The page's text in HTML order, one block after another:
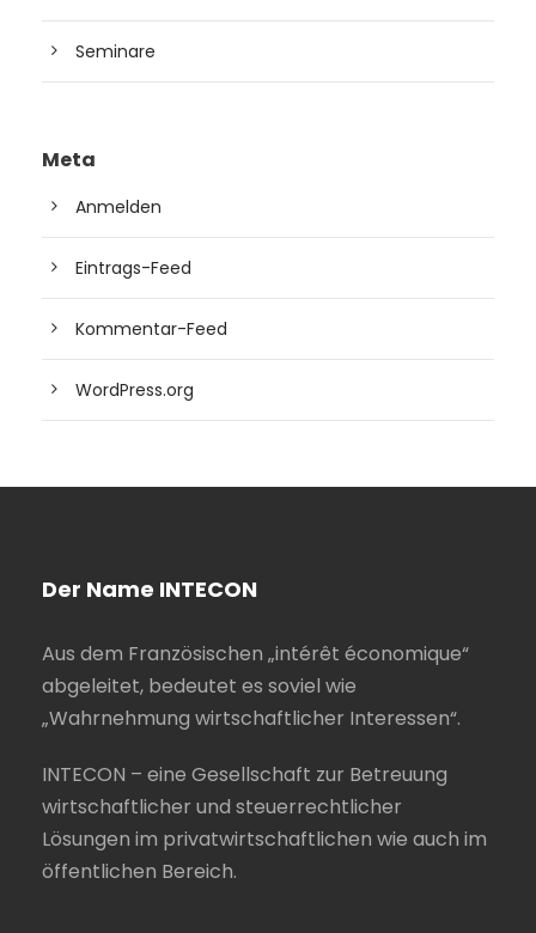
Seminare
Meta
Anmelden
Eintrags-Feed
Kommentar-Feed
WordPress.org
Der Name INTECON
Aus dem Französischen „intérêt économique“
abgeleitet, bedeutet es soviel wie
„Wahrnehmung wirtschaftlicher Interessen“.
INTECON – eine Gesellschaft zur Betreuung
wirtschaftlicher und steuerrechtlicher
Lösungen im privatwirtschaftlichen wie auch im
öffentlichen Bereich.